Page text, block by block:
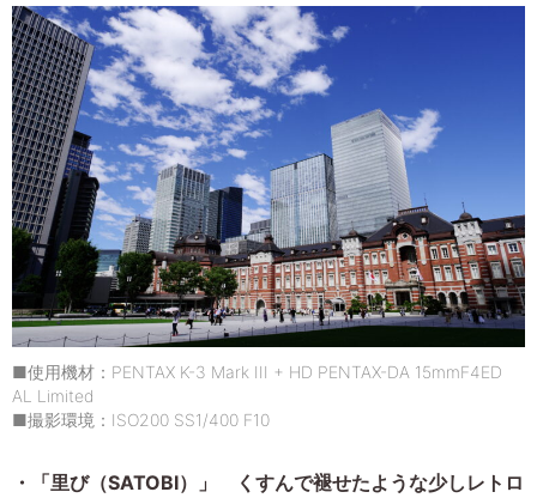
■使用機材：PENTAX K-3 Mark III + HD PENTAX-DA 15mmF4ED
AL Limited
■撮影環境：ISO200 SS1/400 F10
・「里び（SATOBI）」 くすんで褪せたような少しレトロ